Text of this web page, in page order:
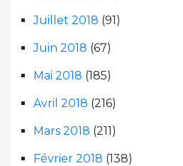
Juillet 2018 (91)
Juin 2018 (67)
Mai 2018 (185)
Avril 2018 (216)
Mars 2018 (211)
Février 2018 (138)